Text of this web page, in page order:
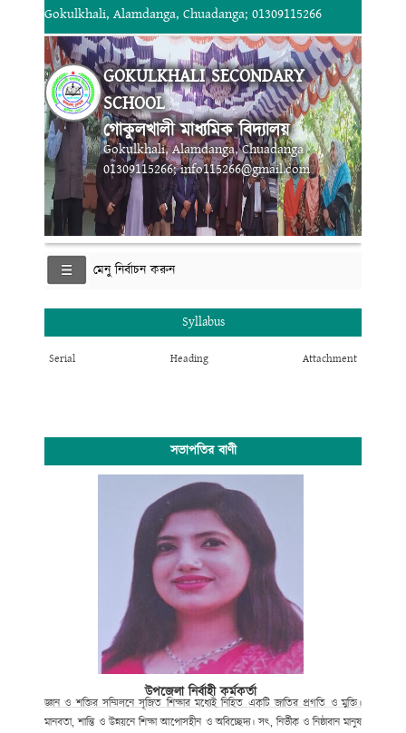
Gokulkhali, Alamdanga, Chuadanga; 01309115266
GOKULKHALI SECONDARY
SCHOOL
গোকুলখালী মাধ্যমিক বিদ্যালয়
Gokulkhali, Alamdanga, Chuadanga
01309115266; info115266@gmail.com
মেনু নির্বাচন করুন
Syllabus
Serial Heading Attachment
সভাপতির বাণী
উপজেলা নির্বাহী কর্মকর্তা
জ্ঞান ও শক্তির সম্মিলনে সৃজিত শিক্ষার মধ্যেই নিহিত একটি জাতির প্রগতি ও মুক্তি।
মানবতা, শান্তি ও উন্নয়নে শিক্ষা আপোসহীন ও অবিচ্ছেদ্য। সৎ, নির্ভীক ও নিষ্ঠাবান মানুষ